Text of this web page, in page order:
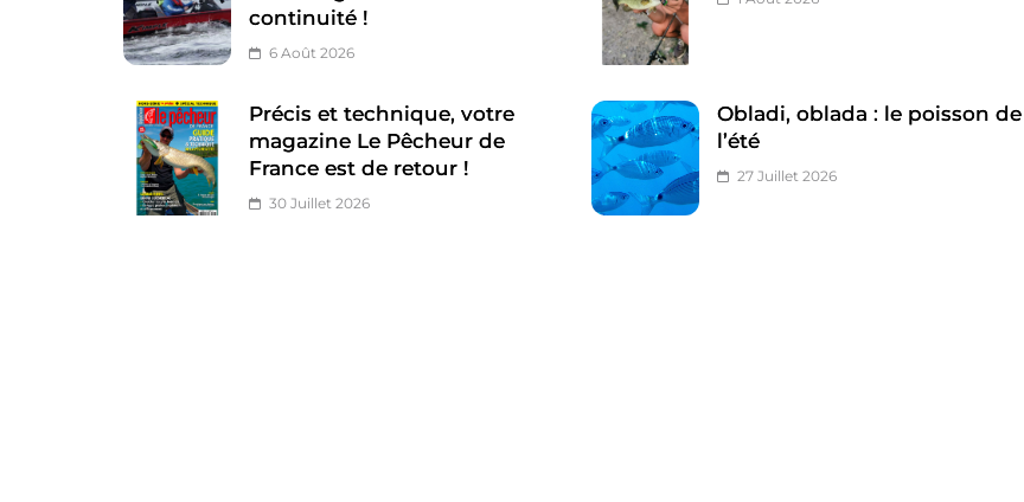
continuité !
6 Août 2026
Précis et technique, votre
magazine Le Pêcheur de
France est de retour !
30 Juillet 2026
Obladi, oblada : le poisson de
l’été
27 Juillet 2026